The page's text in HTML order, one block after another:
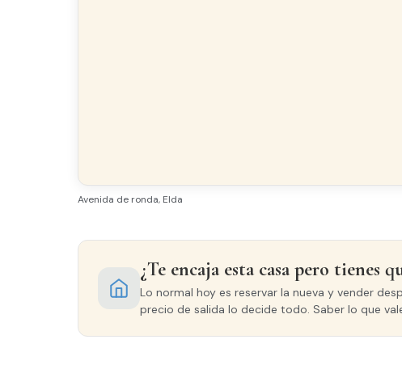
SUELO
CARPINTERÍA EXTERIOR
Aluminio
Avenida de ronda, Elda
¿Te encaja esta casa pero tienes
Lo normal hoy es reservar la nueva y vender
precio de salida lo decide todo. Saber lo que